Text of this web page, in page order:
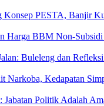
PESTA, Banjir
Harga BBM Non-
Buleleng dan
Kedapatan
Politik Adalah